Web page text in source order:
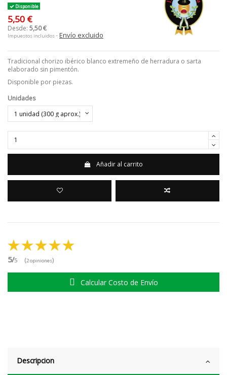
Disponible
5,50 €
Desde: 5,50 €
Impuestos incluidos Envío excluido
Tradicional chorizo ibérico blanco extremeño de herradura o sarta
elaborado sin pimentón.
Disponible por piezas.
Unidades
Añadir al carrito
5/5 (2 opiniones)
Calcular Costo de Envío
Descripcion